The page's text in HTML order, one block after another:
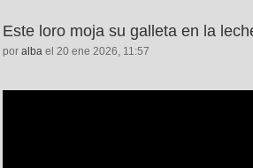
Este loro moja su galleta en la
por alba el 20 ene 2026, 11:57